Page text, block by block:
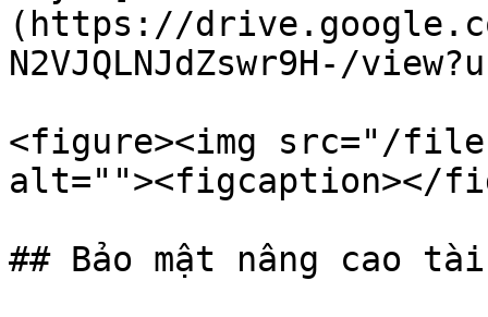
(https://
N2VJQLNJdZswr9H-/
<figure><img src="/
alt=""><figcaption></
## Bảo mật nâng cao